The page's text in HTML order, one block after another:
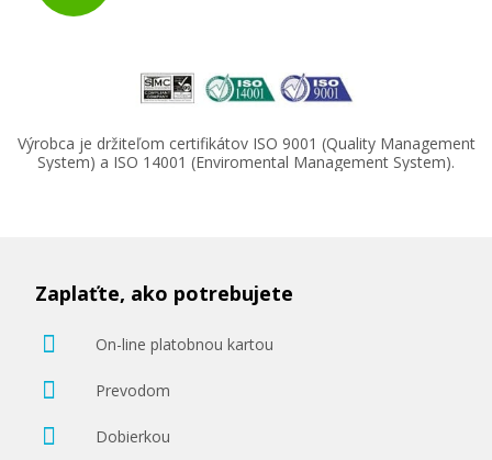
Výrobca je držiteľom certifikátov ISO 9001 (Quality Management
System) a ISO 14001 (Enviromental Management System).
Zaplaťte, ako potrebujete
On-line platobnou kartou
Prevodom
Dobierkou